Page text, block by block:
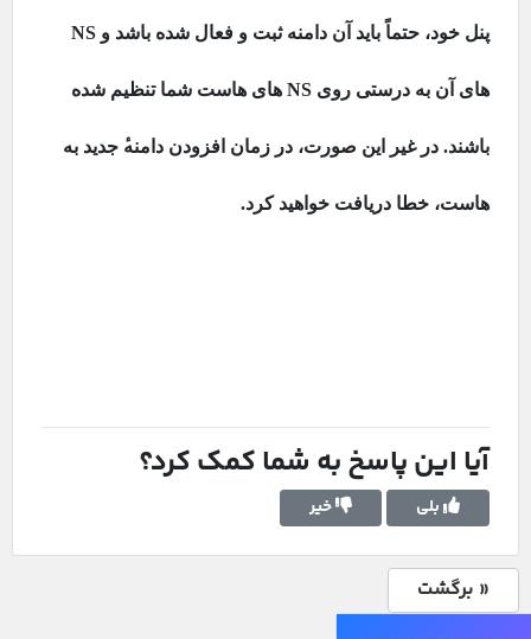
پنل خود، حتماً باید آن دامنه ثبت و فعال شده باشد و NS
های آن به درستی روی NS های هاست شما تنظیم شده
باشند. در غیر این صورت، در زمان افزودن دامنه جدید به
هاست، خطا دریافت خواهید کرد.
آیا این پاسخ به شما کمک کرد؟
« برگشت